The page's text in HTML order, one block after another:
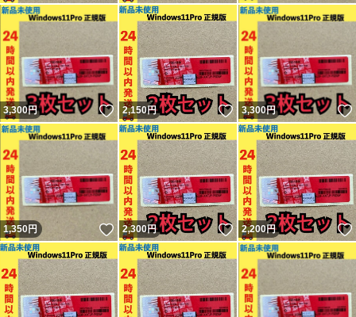
3,300円 いいね！
2,150円 いいね！
3,300円
1,350円 いいね！
2,300円 いいね！
2,200円